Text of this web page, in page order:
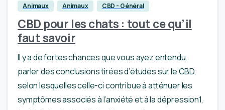
Animaux Animaux CBD - Général
CBD pour les chats : tout ce qu’il
faut savoir
Il y a de fortes chances que vous ayez entendu
parler des conclusions tirées d’études sur le CBD,
selon lesquelles celle-ci contribue à atténuer les
symptômes associés à l’anxiété et à la dépression1,